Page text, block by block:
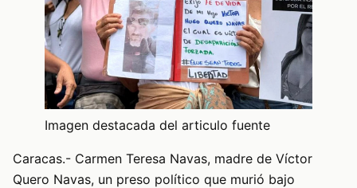
Imagen destacada del articulo fuente
Caracas.- Carmen Teresa Navas, madre de Víctor
Quero Navas, un preso político que murió bajo